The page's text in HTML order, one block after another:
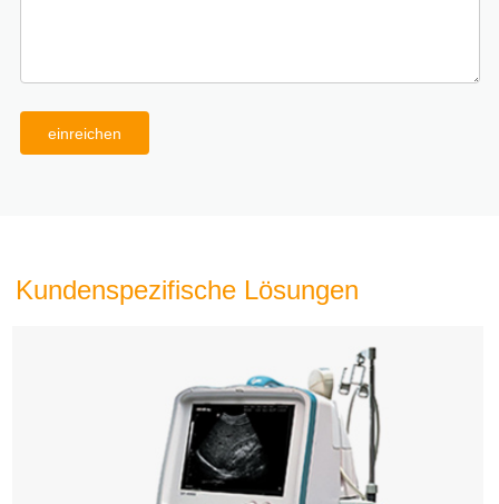
einreichen
Kundenspezifische Lösungen